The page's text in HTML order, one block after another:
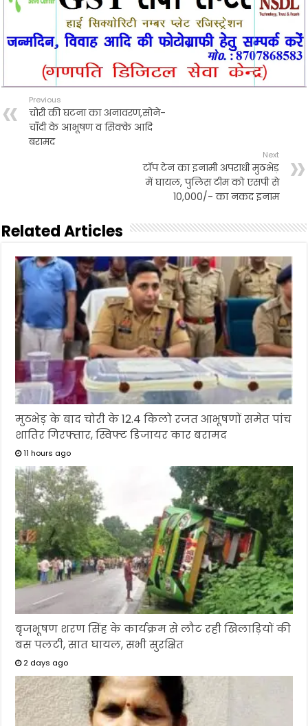
Previous
चोरी की घटना का अनावरण,सोने-
चाँदी के आभूषण व सिक्के आदि
बरामद
Next
टॉप टेन का इनामी अपराधी मुठभेड़
में घायल, पुलिस टीम को एसपी से
10,000/- का नकद इनाम
Related Articles
मुठभेड़ के बाद चोरी के 12.4 किलो रजत आभूषणों समेत पांच
शातिर गिरफ्तार, स्विफ्ट डिजायर कार बरामद
11 hours ago
बृजभूषण शरण सिंह के कार्यक्रम से लौट रही खिलाड़ियों की
बस पलटी, सात घायल, सभी सुरक्षित
2 days ago